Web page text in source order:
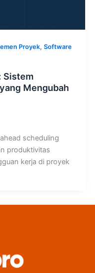
Proyek, Software
Sistem
Mengubah
scheduling
produktivitas
kerja di proyek